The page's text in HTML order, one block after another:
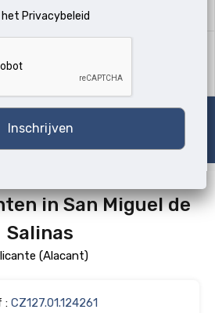
Zoeken
in San Miguel de
Salinas
(Alacant)
:CZ127.01.124261
het Privacybeleid